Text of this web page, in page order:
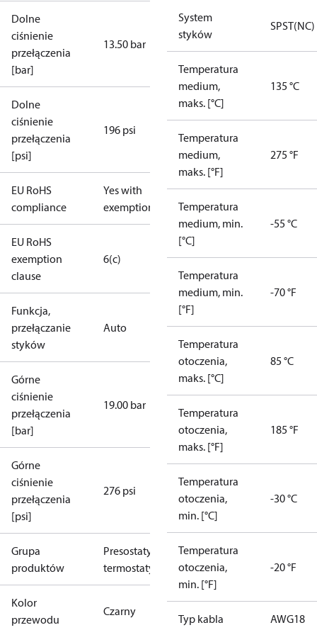
Dolne
ciśnienie
przełączenia
[bar]
13.50 bar
Dolne
ciśnienie
przełączenia
[psi]
196 psi
EU RoHS
compliance
Yes with
exemptions
EU RoHS
exemption
clause
6(c)
Funkcja,
przełączanie
styków
Auto
Górne
ciśnienie
przełączenia
[bar]
19.00 bar
Górne
ciśnienie
przełączenia
[psi]
276 psi
Grupa
produktów
Presostaty i
termostaty
Kolor
przewodu
Czarny
System
styków
SPST(NC)
Temperatura
medium,
maks. [°C]
135 °C
Temperatura
medium,
maks. [°F]
275 °F
Temperatura
medium, min.
[°C]
-55 °C
Temperatura
medium, min.
[°F]
-70 °F
Temperatura
otoczenia,
maks. [°C]
85 °C
Temperatura
otoczenia,
maks. [°F]
185 °F
Temperatura
otoczenia,
min. [°C]
-30 °C
Temperatura
otoczenia,
min. [°F]
-20 °F
Typ kabla AWG18